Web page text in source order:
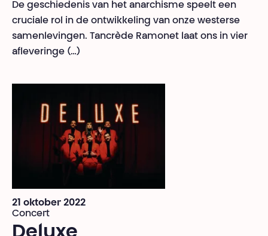
De geschiedenis van het anarchisme speelt een
cruciale rol in de ontwikkeling van onze westerse
samenlevingen. Tancrède Ramonet laat ons in vier
afleveringe (…)
21 oktober 2022
Concert